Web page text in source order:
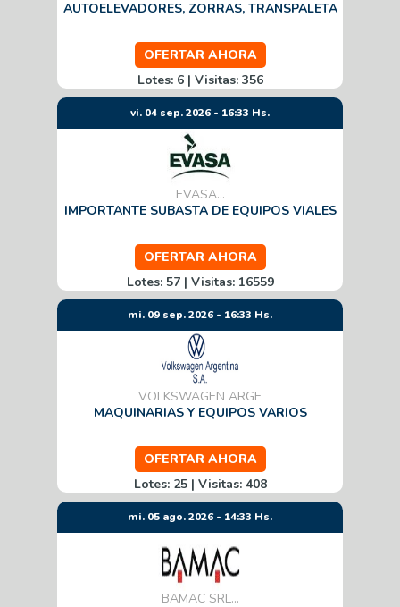
AUTOELEVADORES, ZORRAS, TRANSPALETA
OFERTAR AHORA
Lotes: 6 | Visitas: 356
vi. 04 sep. 2026 - 16:33 Hs.
EVASA...
IMPORTANTE SUBASTA DE EQUIPOS VIALES
OFERTAR AHORA
Lotes: 57 | Visitas: 16559
mi. 09 sep. 2026 - 16:33 Hs.
VOLKSWAGEN ARGE
MAQUINARIAS Y EQUIPOS VARIOS
OFERTAR AHORA
Lotes: 25 | Visitas: 408
mi. 05 ago. 2026 - 14:33 Hs.
BAMAC SRL...